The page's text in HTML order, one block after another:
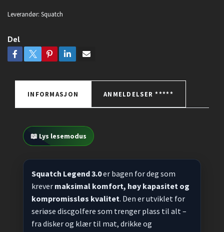
Leverandør: Squatch
Del
INFORMASJON ANMELDELSER *****
📖 Lys lesemodus
Squatch Legend 3.0er bagen for deg som
krever maksimal komfort, høy kapasitet og
kompromissløs kvalitet. Den er utviklet for
seriøse discgolfere som trenger plass til alt –
fra disker og klær til mat, drikke og